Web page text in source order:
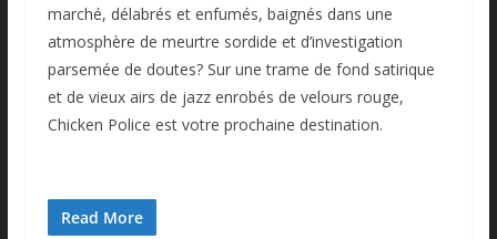
marché, délabrés et enfumés, baignés dans une
atmosphère de meurtre sordide et d’investigation
parsemée de doutes? Sur une trame de fond satirique
et de vieux airs de jazz enrobés de velours rouge,
Chicken Police est votre prochaine destination.
Read More